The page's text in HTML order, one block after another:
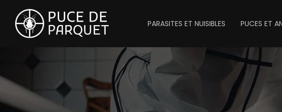
PARASITES ET NUISIBLES PUCES ET